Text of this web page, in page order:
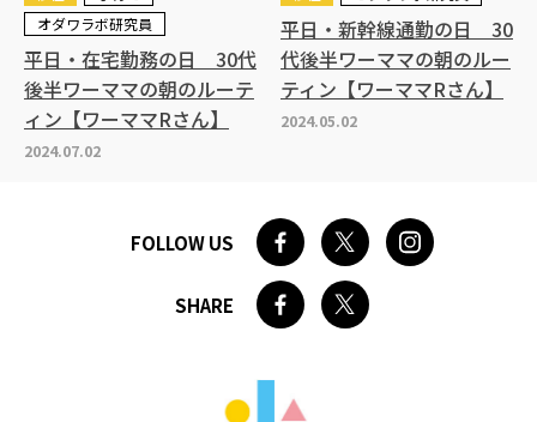
2024.07.02
オダワラボ研究員
平日・在宅勤務の日 30代
後半ワーママの朝のルーテ
ィン【ワーママRさん】
2024.05.02
平日・新幹線通勤の日 30
代後半ワーママの朝のルー
ティン【ワーママRさん】
FOLLOW US
SHARE